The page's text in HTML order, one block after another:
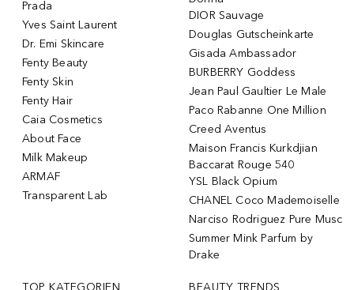
Prada
Yves Saint Laurent
Dr. Emi Skincare
Fenty Beauty
Fenty Skin
Fenty Hair
Caia Cosmetics
About Face
Milk Makeup
ARMAF
Transparent Lab
DIOR Sauvage
Douglas Gutscheinkarte
Gisada Ambassador
BURBERRY Goddess
Jean Paul Gaultier Le Male
Paco Rabanne One Million
Creed Aventus
Maison Francis Kurkdjian
Baccarat Rouge 540
YSL Black Opium
CHANEL Coco Mademoiselle
Narciso Rodriguez Pure Musc
Summer Mink Parfum by
Drake
TOP KATEGORIEN BEAUTY TRENDS